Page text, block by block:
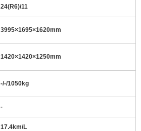
24(R6)/11
3995×1695×1620mm
1420×1420×1250mm
-/-/1050kg
-
17.4km/L